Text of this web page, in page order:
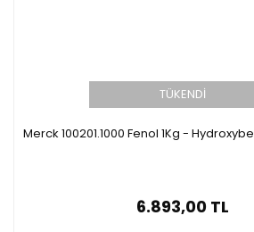
TÜKENDİ
Merck 100201.1000 Fenol 1Kg -
6.893,00 TL